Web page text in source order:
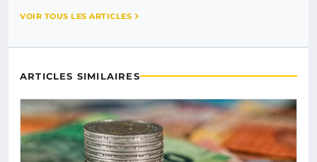
VOIR TOUS LES ARTICLES
ARTICLES SIMILAIRES